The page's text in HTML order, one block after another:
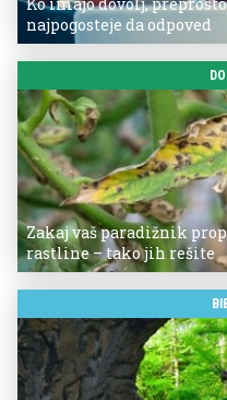
Ko imajo dovolj,
najpogosteje da odpoved
Zakaj vaš paradižnik
rastline – tako jih rešite